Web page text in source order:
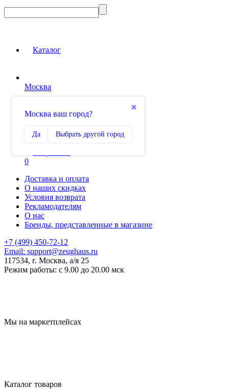
Каталог
Москва
✖
Москва ваш город?
Да Выбрать другой город
Сравнение
0
Доставка и оплата
О наших скидках
Условия возврата
Рекламодателям
О нас
Бренды, представленные в магазине
+7 (499) 450-72-12
Email: support@zeughaus.ru
117534, г. Москва, а/я 25
Режим работы: с 9.00 до 20.00 мск
Мы на маркетплейсах
Каталог товаров